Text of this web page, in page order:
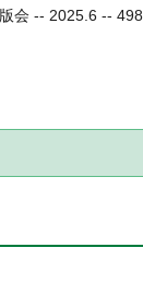
会 -- 2025.6 --